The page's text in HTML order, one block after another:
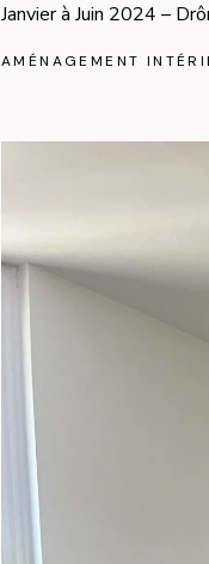
Janvier à Juin 2024 –
AMÉNAGEMENT